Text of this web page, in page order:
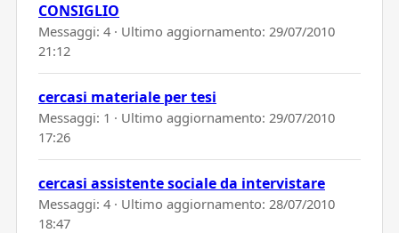
CONSIGLIO
Messaggi: 4 · Ultimo aggiornamento: 29/07/2010
21:12
cercasi materiale per tesi
Messaggi: 1 · Ultimo aggiornamento: 29/07/2010
17:26
cercasi assistente sociale da intervistare
Messaggi: 4 · Ultimo aggiornamento: 28/07/2010
18:47